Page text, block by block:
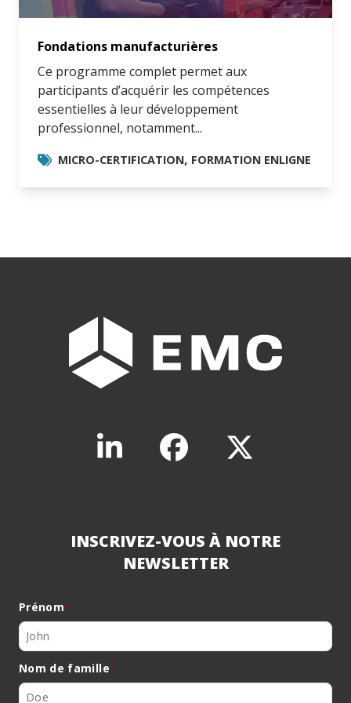
connaissances
Fondations manufacturières
Ce programme complet permet aux
participants d’acquérir les compétences
essentielles à leur développement
professionnel, notamment...
MICRO-CERTIFICATION, FORMATION ENLIGNE
INSCRIVEZ-VOUS À NOTRE
NEWSLETTER
Prénom*
Nom de famille*